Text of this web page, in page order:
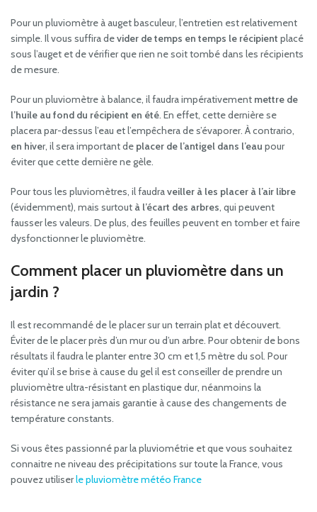
Pour un pluviomètre à auget basculeur, l’entretien est relativement
simple. Il vous suffira devider de temps en temps le récipient placé
sous l’auget et de vérifier que rien ne soit tombé dans les récipients
de mesure.
Pour un pluviomètre à balance, il faudra impérativement mettre de
l’huile au fond du récipient en été. En effet, cette dernière se
placera par-dessus l’eau et l’empêchera de s’évaporer. À contrario,
en hiver, il sera important de placer de l’antigel dans l’eau pour
éviter que cette dernière ne gèle.
Pour tous les pluviomètres, il faudraveiller à les placer à l’air libre
(évidemment), mais surtout à l’écart des arbres, qui peuvent
fausser les valeurs. De plus, des feuilles peuvent en tomber et faire
dysfonctionner le pluviomètre.
Comment placer un pluviomètre dans un
jardin ?
Il est recommandé de le placer sur un terrain plat et découvert.
Éviter de le placer près d’un mur ou d’un arbre. Pour obtenir de bons
résultats il faudra le planter entre 30 cm et 1,5 mètre du sol. Pour
éviter qu’il se brise à cause du gel il est conseiller de prendre un
pluviomètre ultra-résistant en plastique dur, néanmoins la
résistance ne sera jamais garantie à cause des changements de
température constants.
Si vous êtes passionné par la pluviométrie et que vous souhaitez
connaitre ne niveau des précipitations sur toute la France, vous
pouvez utiliserle pluviomètre météo France